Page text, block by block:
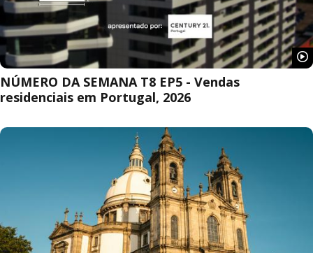
NÚMERO DA SEMANA T8 EP5 - Vendas
residenciais em Portugal, 2026